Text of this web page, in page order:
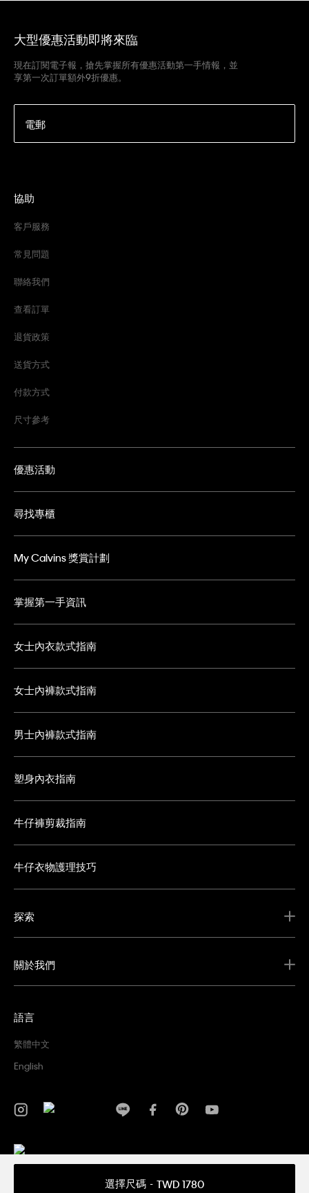
選擇尺碼 TWD 1780
大型優惠活動即將來臨
現在訂閱電子報，搶先掌握所有優惠活動第一手情報，並
享第一次訂單額外9折優惠。
電郵
協助
客戶服務
常見問題
聯絡我們
查看訂單
退貨政策
送貨方式
付款方式
尺寸參考
優惠活動
尋找專櫃
My Calvins 獎賞計劃
掌握第一手資訊
女士內衣款式指南
女士內褲款式指南
男士內褲款式指南
塑身內衣指南
牛仔褲剪裁指南
牛仔衣物護理技巧
探索
關於我們
語言
繁體中文
English
條款及細則